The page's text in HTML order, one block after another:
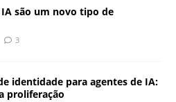
são um novo tipo de
3
identidade para agentes de IA:
proliferação